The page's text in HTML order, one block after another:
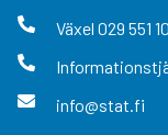
Växel 029 551
info@stat.fi